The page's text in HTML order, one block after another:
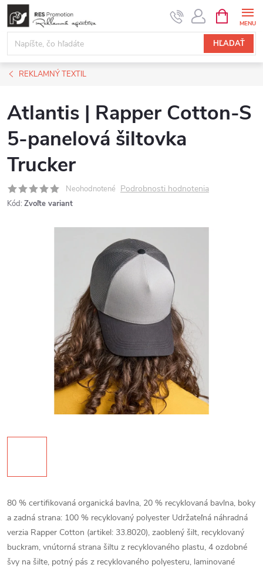
Prejsť
obsah
HĽADAŤ
KOŠÍK
REKLAMNÝ TEXTIL
Atlantis | Rapper Cotton-S
5-panelová šiltovka
Trucker
Neohodnotené Podrobnosti hodnotenia
Kód: Zvoľte variant
80 % certifikovaná organická bavlna, 20 % recyklovaná bavlna, boky
a zadná strana: 100 % recyklovaný polyester Udržateľná náhradná
verzia Rapper Cotton (artikel: 33.8020), zaoblený šilt, recyklovaný
buckram, vnútorná strana šiltu z recyklovaného plastu, 4 ozdobné
švy na šilte, potný pás z recyklovaného polyesteru, laminované